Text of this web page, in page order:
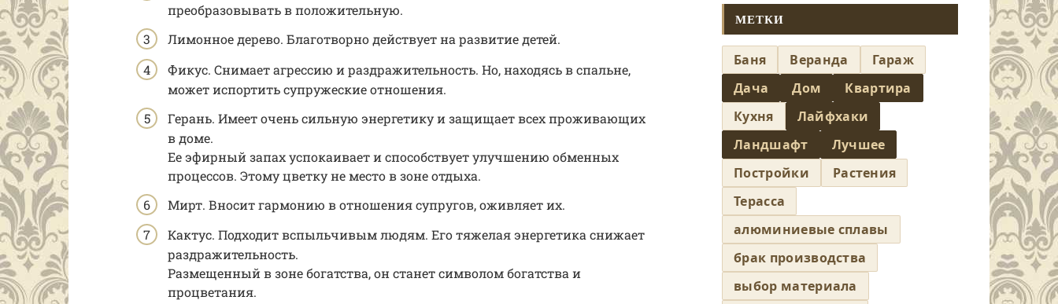
преобразовывать в положительную.
Лимонное дерево. Благотворно действует на развитие детей.
Фикус. Снимает агрессию и раздражительность. Но, находясь в спальне,
может испортить супружеские отношения.
Герань. Имеет очень сильную энергетику и защищает всех проживающих
в доме.
Ее эфирный запах успокаивает и способствует улучшению обменных
процессов. Этому цветку не место в зоне отдыха.
Мирт. Вносит гармонию в отношения супругов, оживляет их.
Кактус. Подходит вспыльчивым людям. Его тяжелая энергетика снижает
раздражительность.
Размещенный в зоне богатства, он станет символом богатства и
процветания.
МЕТКИ
Баня Веранда
Гараж
Дача
Дом
Квартира
Кухня
Лайфхаки
Ландшафт
Лучшее
Постройки
Растения
Терасса
алюминиевые сплавы
брак производства
выбор материала